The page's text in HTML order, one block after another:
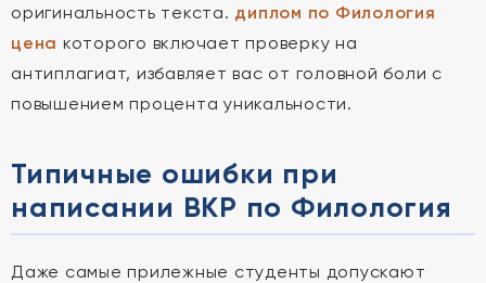
оригинальность текста. диплом по Филология
цена которого включает проверку на
антиплагиат, избавляет вас от головной боли с
повышением процента уникальности.
Типичные ошибки при
написании ВКР по Филология
Даже самые прилежные студенты допускают